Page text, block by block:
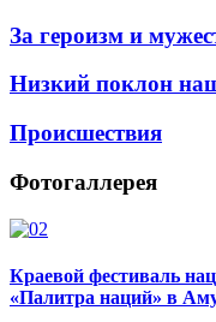
За героизм и
Низкий поклон
Происшествия
Фотогаллерея
Краевой фестиваль
«Палитра наций» в